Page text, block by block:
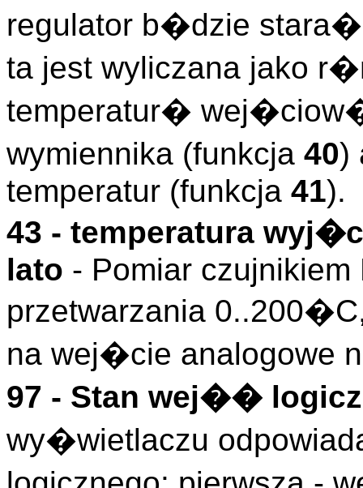
regulator b�dzie
ta jest wyliczana jako
temperatur�
wymiennika (funkcja 40)
temperatur (funkcja 41).
43 - temperatura
lato - Pomiar
przetwarzania
na wej�cie analogowe
97 - Stan wej��
wy�wietlaczu